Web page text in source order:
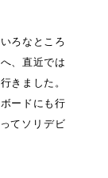
ろなところ
、直近では
きました。
ードにも行
てソリデビ